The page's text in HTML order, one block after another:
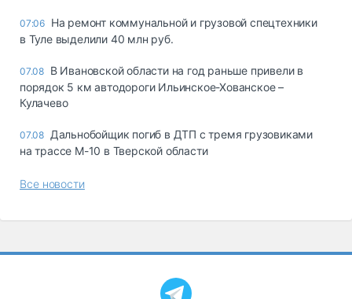
07:06 На ремонт коммунальной и грузовой спецтехники
в Туле выделили 40 млн руб.
07.08 В Ивановской области на год раньше привели в
порядок 5 км автодороги Ильинское-Хованское –
Кулачево
07.08 Дальнобойщик погиб в ДТП с тремя грузовиками
на трассе М-10 в Тверской области
Все новости